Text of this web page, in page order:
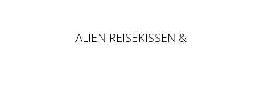
ALIEN REISEKISSEN &